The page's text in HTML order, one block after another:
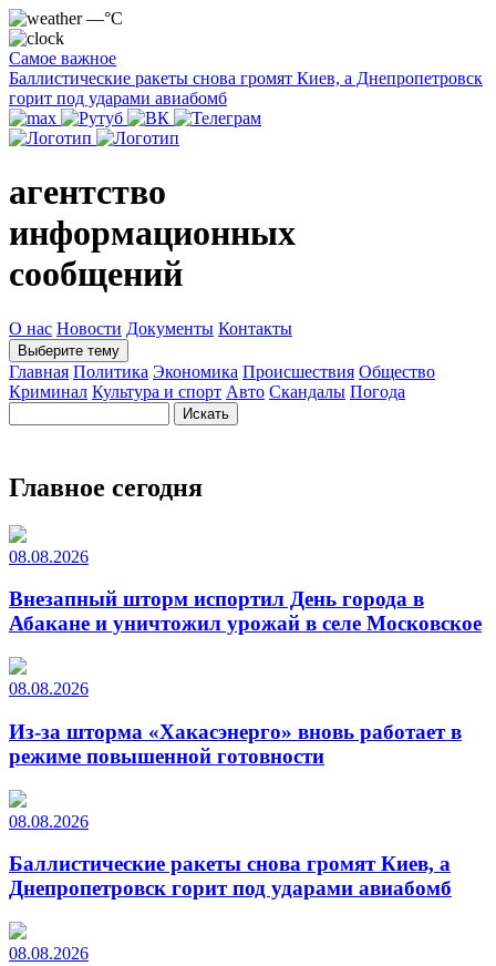
—°C
Самое важное
Баллистические ракеты снова громят Киев, а Днепропетровск
горит под ударами авиабомб
агентство
информационных
сообщений
О нас Новости Документы Контакты
Выберите тему
Главная Политика Экономика Происшествия Общество
Криминал Культура и спорт Авто Скандалы Погода
Главное сегодня
08.08.2026
Внезапный шторм испортил День города в
Абакане и уничтожил урожай в селе Московское
08.08.2026
Из-за шторма «Хакасэнерго» вновь работает в
режиме повышенной готовности
08.08.2026
Баллистические ракеты снова громят Киев, а
Днепропетровск горит под ударами авиабомб
08.08.2026